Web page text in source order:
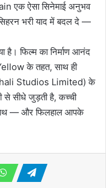
एक ऐसा सिनेमाई अनुभव
भरी याद में बदल दे —
है। फिल्म का निर्माण आनंद
के तहत, साथ ही
Studios Limited) के
से सीधे जुड़ती है, कच्ची
— और फिलहाल आपके